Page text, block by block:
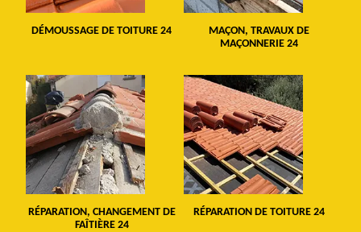
DÉMOUSSAGE DE TOITURE 24
MAÇON, TRAVAUX DE
MAÇONNERIE 24
RÉPARATION, CHANGEMENT DE
FAÎTIÈRE 24
RÉPARATION DE TOITURE 24